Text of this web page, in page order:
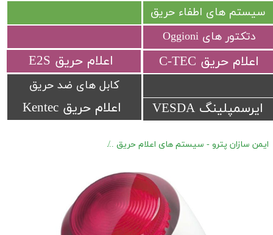
اعلام حریق Kentec
​اعلام حریق C-TEC​​​​​​​ ​اعلام حریق E2S
ایرسمپلینگ VESDA
سیستم های اطفاء حریق
کابل های ضد حریق
دتکتور های Oggioni
ایمن سازان پترو - سیستم های اعلام حریق